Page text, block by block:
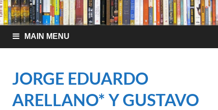
MAIN MENU
JORGE EDUARDO
ARELLANO* Y GUSTAVO